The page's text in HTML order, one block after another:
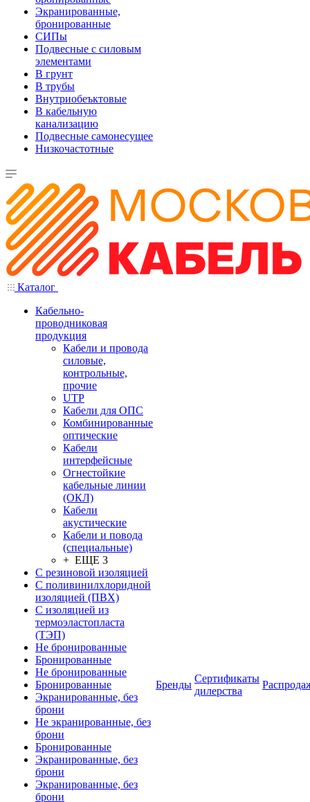
Экранированные,
бронированные
СИПы
Подвесные с силовым
элементами
В грунт
В трубы
Внутриобеъктовые
В кабельную
канализацию
Подвесные самонесущее
Низкочастотные
Каталог
Кабельно-
проводниковая
продукция
Кабели и провода
силовые,
контрольные,
прочие
UTP
Кабели для ОПС
Комбинированные
оптические
Кабели
интерфейсные
Огнестойкие
кабельные линии
(ОКЛ)
Кабели
акустические
Кабели и повода
(специальные)
+ ЕЩЕ 3
С резиновой изоляцией
С поливинилхлоридной
изоляцией (ПВХ)
С изоляцией из
термоэластопласта
(ТЭП)
Не бронированные
Бронированные
Не бронированные
Бронированные
Экранированные, без
брони
Не экранированные, без
брони
Бронированные
Экранированные, без
брони
Экранированные, без
брони
Бренды
Сертификаты
дилерства